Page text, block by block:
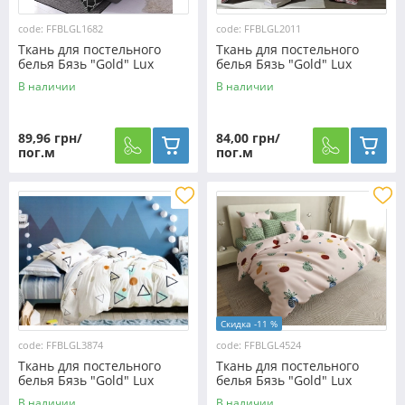
code: FFBLGL1682
Ткань для постельного
белья Бязь "Gold" Lux
"Тканевая сетка" GL1682
(A+B) - (50м+50м)
В наличии
89,96 грн/
пог.м
code: FFBLGL2011
Ткань для постельного
белья Бязь "Gold" Lux
"Украинский орнамент"
GL2011
В наличии
84,00 грн/
пог.м
code: FFBLGL3874
Ткань для постельного
белья Бязь "Gold" Lux
"Фигурный вандализм"
Скидка -11 %
code: FFBLGL4524
Ткань для постельного
белья Бязь "Gold" Lux
"Фруктовое ассорти"